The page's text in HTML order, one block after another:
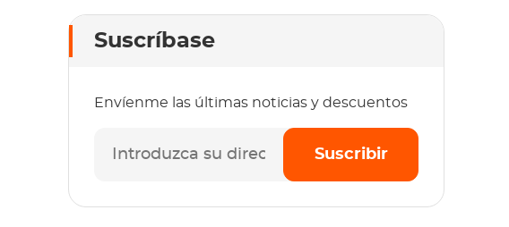
Suscríbase
Envíenme las últimas noticias y descuentos
Suscribir